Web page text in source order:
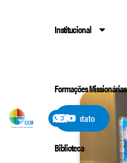
Institucional
Formações Missionárias
Biblioteca
Contato